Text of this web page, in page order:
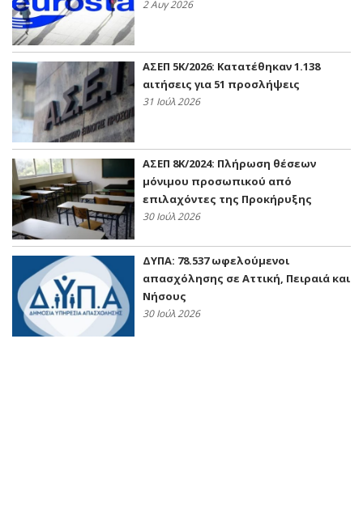
2 Αυγ 2026
ΑΣΕΠ 5Κ/2026: Κατατέθηκαν 1.138
αιτήσεις για 51 προσλήψεις
31 Ιούλ 2026
ΑΣΕΠ 8Κ/2024: Πλήρωση θέσεων
μόνιμου προσωπικού από
επιλαχόντες της Προκήρυξης
30 Ιούλ 2026
ΔΥΠΑ: 78.537 ωφελούμενοι
απασχόλησης σε Αττική, Πειραιά και
Νήσους
30 Ιούλ 2026